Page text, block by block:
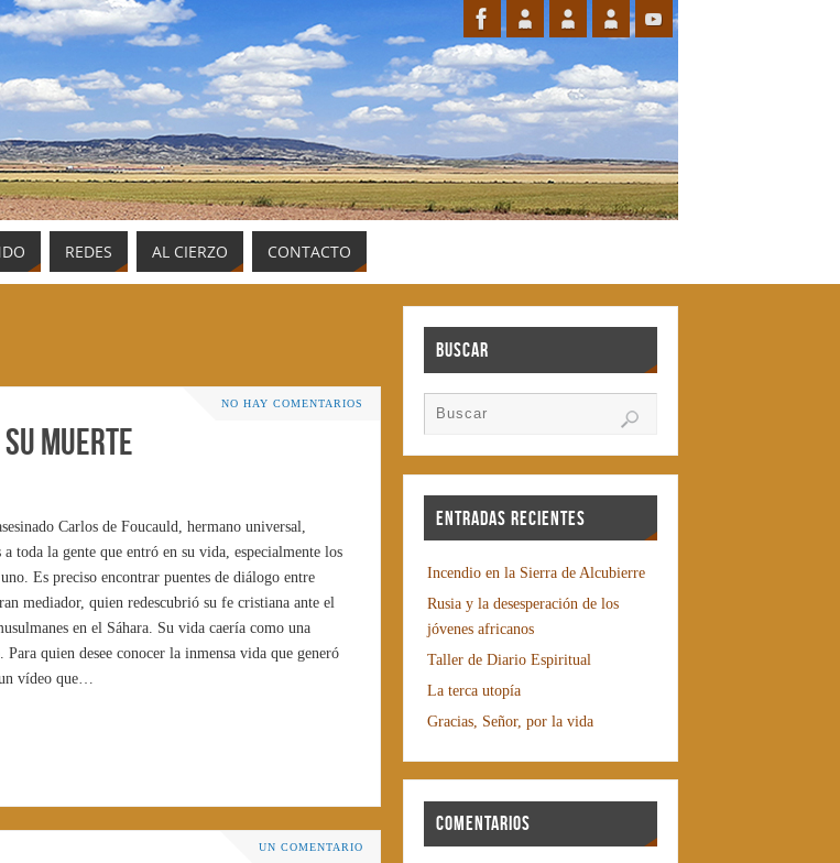
REDES AL CIERZO CONTACTO
NO HAY COMENTARIOS
muerte
Carlos de Foucauld, hermano universal,
toda la gente que entró en su vida, especialmente los
Es preciso encontrar puentes de diálogo entre
mediador, quien redescubrió su fe cristiana ante el
en el Sáhara. Su vida caería como una
quien desee conocer la inmensa vida que generó
vídeo que…
UN COMENTARIO
Buscar
Entradas recientes
Incendio en la Sierra de Alcubierre
Rusia y la desesperación de los
jóvenes africanos
Taller de Diario Espiritual
La terca utopía
Gracias, Señor, por la vida
Comentarios